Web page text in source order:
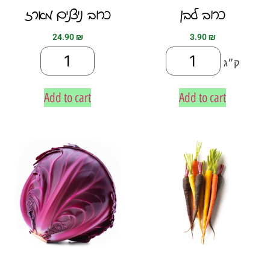
כרוב ניצנים מארז
24.90₪
Add to cart
כרוב לבן
3.90₪
ק״ג
Add to cart